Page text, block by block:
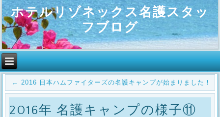
ホテルリゾネックス名護スタッ
フブログ
← 2016 日本ハムファイターズの名護キャンプが始まりました！
2016年 名護キャンプの様子⑪